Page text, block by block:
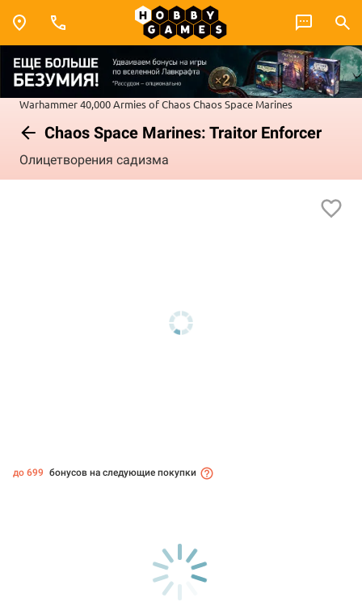
Warhammer 40,000Armies of ChaosChaos Space Marines
Chaos Space Marines: Traitor Enforcer
Олицетворения садизма
до 699 бонусов на следующие покупки